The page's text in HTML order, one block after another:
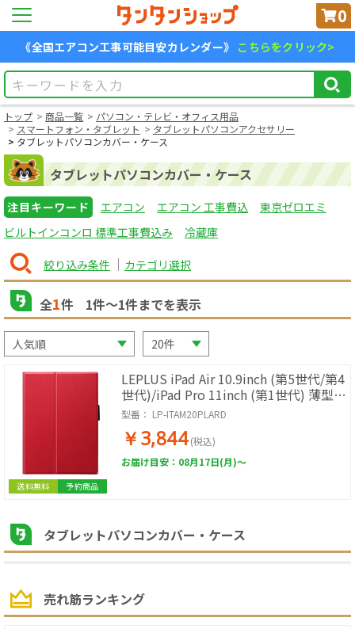
0
《全国エアコン工事可能目安カレンダー》 こちらをクリック>
トップ 商品一覧
パソコン・テレビ・オフィス用品
スマートフォン・タブレット
タブレットパソコンアクセサリー
タブレットパソコンカバー・ケース
タブレットパソコンカバー・ケース
注目キーワード エアコン エアコン 工事費込
東京ゼロエミ
ビルトインコンロ 標準工事費込み
冷蔵庫
絞り込み条件 カテゴリ選択
全1件 1件〜1件までを表示
送料無料 予約商品
LEPLUS iPad Air 10.9inch (第5世代/第4
世代)/iPad Pro 11inch (第1世代) 薄型
PUレザーフラップケース PRIME レッ
ド LP-ITAM20PLARD
型番： LP-ITAM20PLARD
￥3,844 (税込)
お届け目安：08月17日(月)～
タブレットパソコンカバー・ケース
売れ筋ランキング